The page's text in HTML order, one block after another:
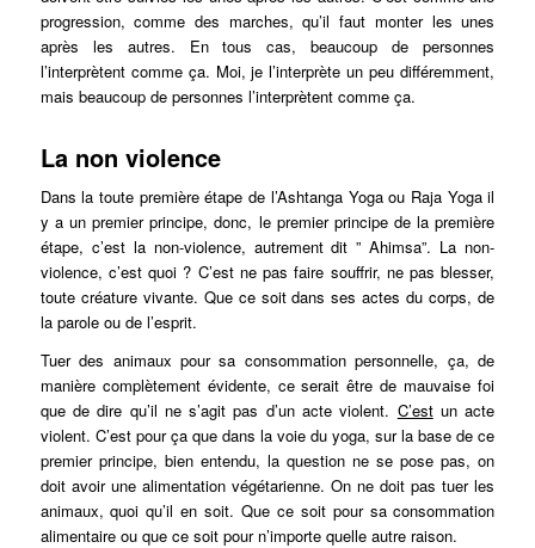
progression, comme des marches, qu’il faut monter les unes
après les autres. En tous cas, beaucoup de personnes
l’interprètent comme ça. Moi, je l’interprète un peu différemment,
mais beaucoup de personnes l’interprètent comme ça.
La non violence
Dans la toute première étape de l’Ashtanga Yoga ou Raja Yoga il
y a un premier principe, donc, le premier principe de la première
étape, c’est la non-violence, autrement dit ” Ahimsa”. La non-
violence, c’est quoi ? C’est ne pas faire souffrir, ne pas blesser,
toute créature vivante. Que ce soit dans ses actes du corps, de
la parole ou de l’esprit.
Tuer des animaux pour sa consommation personnelle, ça, de
manière complètement évidente, ce serait être de mauvaise foi
que de dire qu’il ne s’agit pas d’un acte violent. C’estun acte
violent. C’est pour ça que dans la voie du yoga, sur la base de ce
premier principe, bien entendu, la question ne se pose pas, on
doit avoir une alimentation végétarienne. On ne doit pas tuer les
animaux, quoi qu’il en soit. Que ce soit pour sa consommation
alimentaire ou que ce soit pour n’importe quelle autre raison.